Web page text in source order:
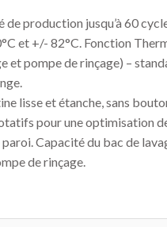
production jusqu’à 60
et +/- 82°C. Fonction
pompe de rinçage) –
lisse et étanche, sans
pour une optimisation
Capacité du bac de
de rinçage.